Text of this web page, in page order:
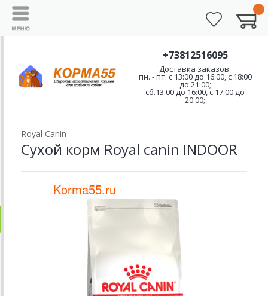
+73812516095
Доставка заказов:
пн. - пт. с 13:00 до 16:00, с 18:00
до 21:00;
сб.13:00 до 16:00, с 17:00 до
20:00;
Royal Canin
Сухой корм Royal canin INDOOR